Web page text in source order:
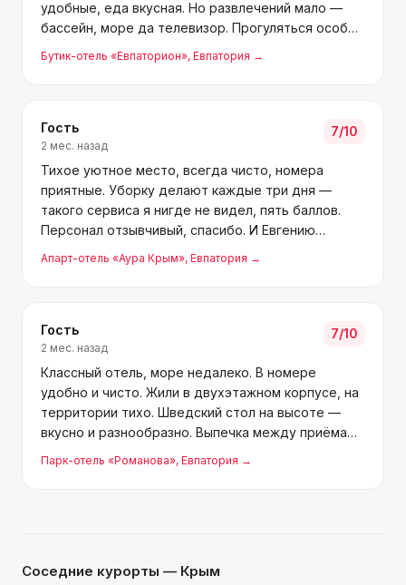
удобные, еда вкусная. Но развлечений мало —
бассейн, море да телевизор. Прогуляться особо
на целый день поедет.
Бутик-отель «Евпаторион», Евпатория →
Гость
2 мес. назад
7/10
Тихое уютное место, всегда чисто, номера
приятные. Уборку делают каждые три дня —
такого сервиса я нигде не видел, пять баллов.
Персонал отзывчивый, спасибо. И Евгению
отдохнули просто отлично. В следующем году
Апарт-отель «Аура Крым», Евпатория →
Гость
2 мес. назад
7/10
Классный отель, море недалеко. В номере
удобно и чисто. Жили в двухэтажном корпусе, на
территории тихо. Шведский стол на высоте —
вкусно и разнообразно. Выпечка между приёмами
небольшой. Персонал весь дружелюбный. Три
Парк-отель «Романова», Евпатория →
Соседние курорты — Крым